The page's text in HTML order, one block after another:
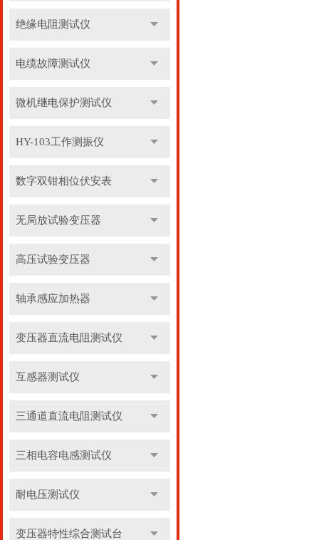
绝缘电阻测试仪
电缆故障测试仪
微机继电保护测试仪
HY-103工作测振仪
数字双钳相位伏安表
无局放试验变压器
高压试验变压器
轴承感应加热器
变压器直流电阻测试仪
互感器测试仪
三通道直流电阻测试仪
三相电容电感测试仪
耐电压测试仪
变压器特性综合测试台